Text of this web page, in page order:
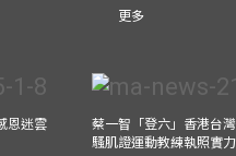
更多
恩迷雲
蔡一智「登六」香港台
騷肌證運動教練執照實